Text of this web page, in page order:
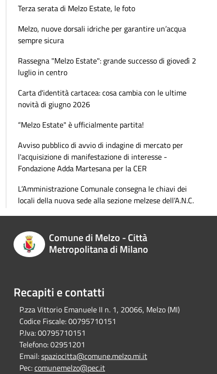
Terza serata di Melzo Estate, le foto
Melzo, nuove dorsali idriche per garantire un’acqua
sempre sicura
Rassegna "Melzo Estate": grande successo di giovedì 2
luglio in centro
Carta d'identità cartacea: cosa cambia con le ultime
novità di giugno 2026
“Melzo Estate" è ufficialmente partita!
Avviso pubblico di avvio di indagine di mercato per
l'acquisizione di manifestazione di interesse -
Fondazione Adda Martesana per la CER
L’Amministrazione Comunale consegna le chiavi dei
locali della nuova sede alla sezione melzese dell’A.N.C.
Comune di Melzo - Città
Metropolitana di Milano
Recapiti e contatti
P.zza Vittorio Emanuele II n. 1, 20066, Melzo (MI)
Codice Fiscale:00795710151
P.Iva:00795710151
Telefono:02951201
Email:spaziocitta@comune.melzo.mi.it
Pec:comunemelzo@pec.it